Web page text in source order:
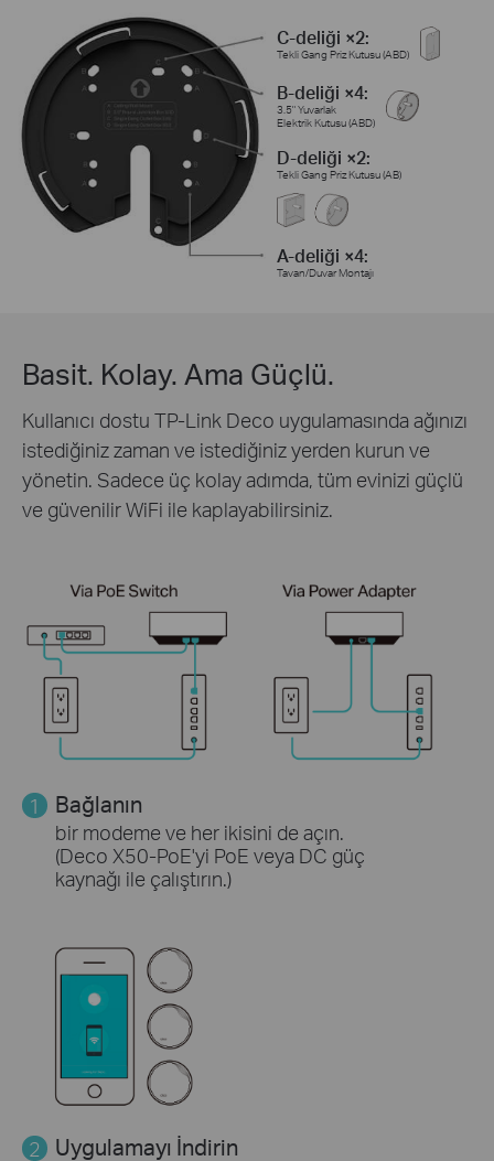
C-deliği ×2:
Tekli Gang Priz Kutusu (ABD)
B-deliği ×4:
3.5" Yuvarlak
Elektrik Kutusu (ABD)
D-deliği ×2:
Tekli Gang Priz Kutusu (AB)
A-deliği ×4:
Tavan/Duvar Montajı
Basit. Kolay. Ama Güçlü.
Kullanıcı dostu TP-Link Deco uygulamasında ağınızı
istediğiniz zaman ve istediğiniz yerden kurun ve
yönetin. Sadece üç kolay adımda, tüm evinizi güçlü
ve güvenilir WiFi ile kaplayabilirsiniz.
1 Bağlanın
bir modeme ve her ikisini de açın.
(Deco X50-PoE'yi PoE veya DC güç
kaynağı ile çalıştırın.)
2
Uygulamayı İndirin